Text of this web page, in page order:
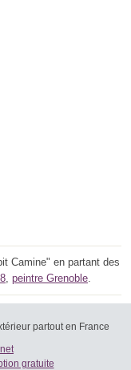
Camine" en partant des
peintre Grenoble
partout en France
gratuite